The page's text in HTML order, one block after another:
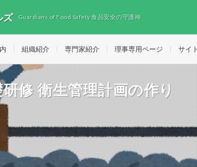
ズ Guardians of Food Safety 食品安全の守護神
組織紹介 専門家紹介 理事専用ページ サイ
修 衛生管理計画の作り